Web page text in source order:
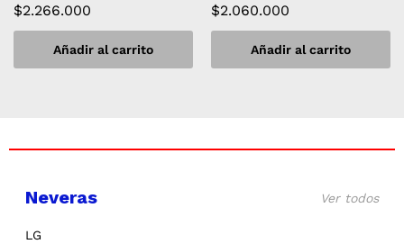
$2.266.000
Añadir al carrito
$2.060.000
Añadir al carrito
Neveras
LG
Ver todos